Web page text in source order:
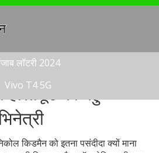
लॉटरी 2024
Vivo T4 5G
की बहु-
किडमैन को इतना पसंदीदा क्यों माना